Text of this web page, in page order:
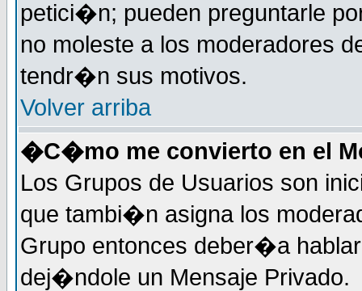
petici�n; pueden preguntarle
no moleste a los moderadores
tendr�n sus motivos.
Volver arriba
�C�mo me convierto en el
Los Grupos de Usuarios son
que tambi�n asigna los
Grupo entonces deber�a
dej�ndole un Mensaje Privado.